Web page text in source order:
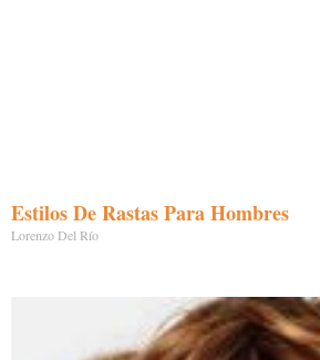
Estilos De Rastas Para Hombres
Lorenzo Del Río